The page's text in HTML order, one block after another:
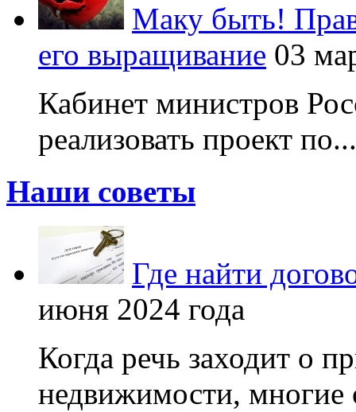
Маку быть!
его выращивание 03
Кабинет министров
реализовать проект по...
Наши советы
Где найти
июня 2024 года
Когда речь заходит о
недвижимости,